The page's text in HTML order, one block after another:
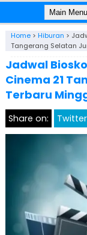
Home> Hiburan >
Tangerang Selatan
Jadwal
Cinema 21
Terbaru
Share on: Twitter